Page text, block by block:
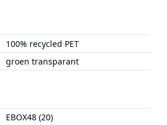
100% recycled PET
groen transparant
EBOX48 (20)